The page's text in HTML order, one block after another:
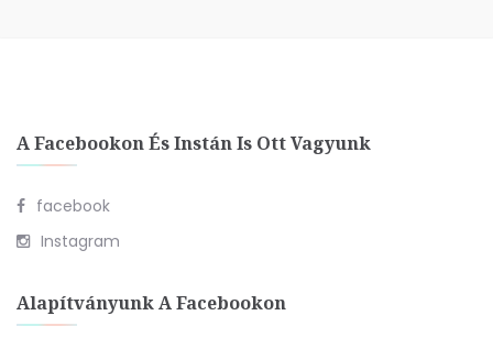
A Facebookon És Instán Is Ott Vagyunk
facebook
Instagram
Alapítványunk A Facebookon